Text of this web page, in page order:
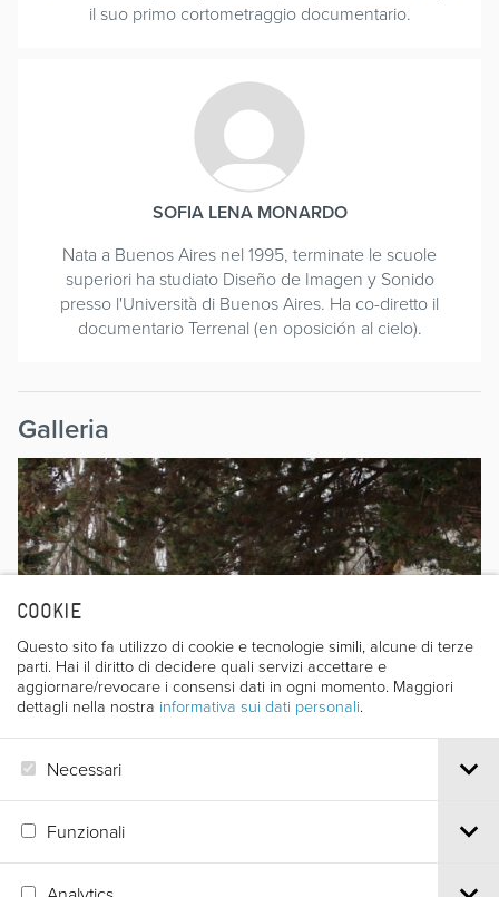
COOKIE
Questo sito fa utilizzo di cookie e tecnologie simili, alcune di terze
parti. Hai il diritto di decidere quali servizi accettare e
aggiornare/revocare i consensi dati in ogni momento. Maggiori
dettagli nella nostra informativa sui dati personali.
Necessari
Funzionali
il suo primo cortometraggio documentario.
SOFIA LENA MONARDO
Nata a Buenos Aires nel 1995, terminate le scuole
superiori ha studiato Diseño de Imagen y Sonido
presso l'Università di Buenos Aires. Ha co-diretto il
documentario Terrenal (en oposición al cielo).
Galleria